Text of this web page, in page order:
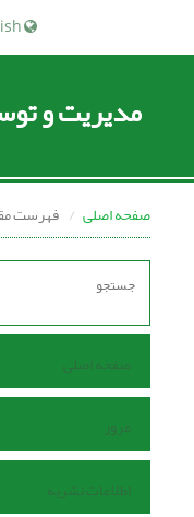
مدیریت و
صفحه اصلی فهرست
صفحه اصلی
مرور
اطلاعات نشریه